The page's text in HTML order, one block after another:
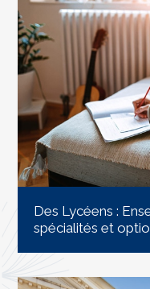
Des Lycéens :
spécialités et